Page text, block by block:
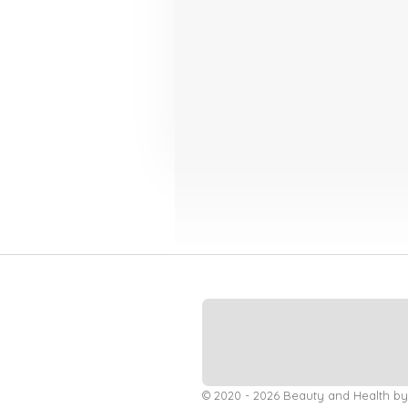
© 2020 - 2026 Beauty and Health